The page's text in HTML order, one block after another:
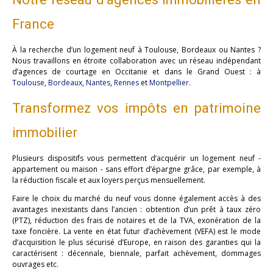
France
À la recherche d’un logement neuf à Toulouse, Bordeaux ou Nantes ?
Nous travaillons en étroite collaboration avec un réseau indépendant
d’agences de courtage en Occitanie et dans le Grand Ouest : à
Toulouse,Bordeaux,Nantes,Rennes etMontpellier.
Transformez vos impôts en patrimoine
immobilier
Plusieurs dispositifs vous permettent d’acquérir un logement neuf -
appartement ou maison - sans effort d’épargne grâce, par exemple, à
la réduction fiscale et aux loyers perçus mensuellement.
Faire le choix du marché du neuf vous donne également accès à des
avantages inexistants dans l’ancien : obtention d’un prêt à taux zéro
(PTZ), réduction des frais de notaires et de la TVA, exonération de la
taxe foncière. La vente en état futur d’achèvement (VEFA) est le mode
d’acquisition le plus sécurisé d’Europe, en raison des garanties qui la
caractérisent : décennale, biennale, parfait achèvement, dommages
ouvrages etc.